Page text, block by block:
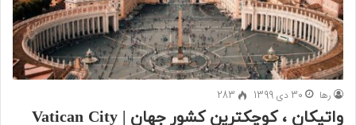
رها 30 دی 1399 283
واتیکان ، کوچکترین کشور جهان | Vatican City